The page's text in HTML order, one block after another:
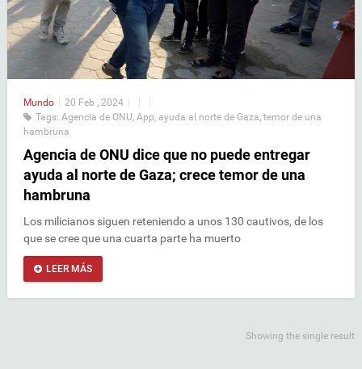
Mundo | 20 Feb , 2024 | |
|
Tags: Agencia de ONU App ayuda al norte de Gaza temor de una
hambruna
Agencia de ONU dice que no puede entregar
ayuda al norte de Gaza; crece temor de una
hambruna
Los milicianos siguen reteniendo a unos 130 cautivos, de los
que se cree que una cuarta parte ha muerto
LEER MÁS
Showing the single result